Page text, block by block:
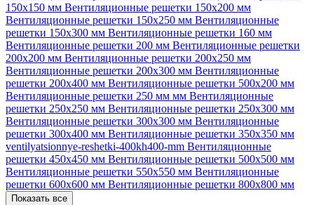
150х150 мм Вентиляционные решетки 150х200 мм
Вентиляционные решетки 150х250 мм Вентиляционные
решетки 150х300 мм Вентиляционные решетки 160 мм
Вентиляционные решетки 200 мм Вентиляционные решетки
200х200 мм Вентиляционные решетки 200х250 мм
Вентиляционные решетки 200х300 мм Вентиляционные
решетки 200х400 мм Вентиляционные решетки 500х200 мм
Вентиляционные решетки 250 мм мм Вентиляционные
решетки 250х250 мм Вентиляционные решетки 250х300 мм
Вентиляционные решетки 300х300 мм Вентиляционные
решетки 300х400 мм Вентиляционные решетки 350х350 мм
ventilyatsionnye-reshetki-400kh400-mm Вентиляционные
решетки 450х450 мм Вентиляционные решетки 500х500 мм
Вентиляционные решетки 550х550 мм Вентиляционные
решетки 600х600 мм Вентиляционные решетки 800х800 мм
Показать все